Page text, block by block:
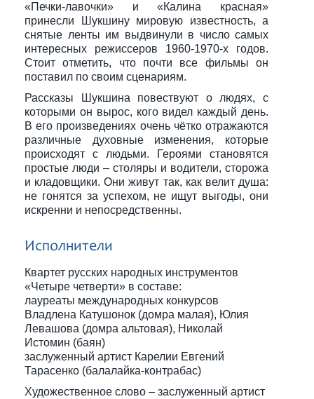
«Печки-лавочки» и «Калина красная»
принесли Шукшину мировую известность, а
снятые ленты им выдвинули в число самых
интересных режиссеров 1960-1970-х годов.
Стоит отметить, что почти все фильмы он
поставил по своим сценариям.
Рассказы Шукшина повествуют о людях, с
которыми он вырос, кого видел каждый день.
В его произведениях очень чётко отражаются
различные духовные изменения, которые
происходят с людьми. Героями становятся
простые люди – столяры и водители, сторожа
и кладовщики. Они живут так, как велит душа:
не гонятся за успехом, не ищут выгоды, они
искренни и непосредственны.
Исполнители
Квартет русских народных инструментов
«Четыре четверти» в составе:
лауреаты международных конкурсов
Владлена Катушонок (домра малая), Юлия
Левашова (домра альтовая), Николай
Истомин (баян)
заслуженный артист Карелии Евгений
Тарасенко (балалайка-контрабас)
Художественное слово – заслуженный артист